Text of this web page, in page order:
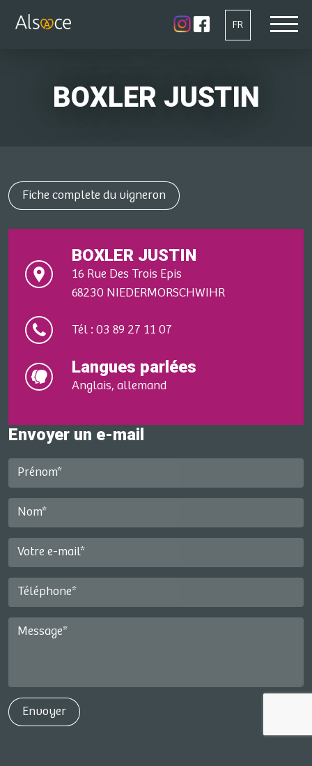
FR
BOXLER JUSTIN
Fiche complete du vigneron
BOXLER JUSTIN
16 Rue Des Trois Epis
68230 NIEDERMORSCHWIHR
Tél : 03 89 27 11 07
Langues parlées
Anglais, allemand
Envoyer un e-mail
Prénom*
Nom*
Votre e-mail*
Téléphone*
Message*